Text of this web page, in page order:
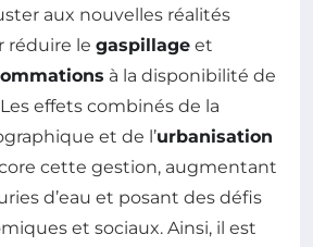
aux nouvelles réalités
réduire le gaspillage et
à la disponibilité de
effets combinés de la
et de l’urbanisation
cette gestion, augmentant
d’eau et posant des défis
et sociaux. Ainsi, il est